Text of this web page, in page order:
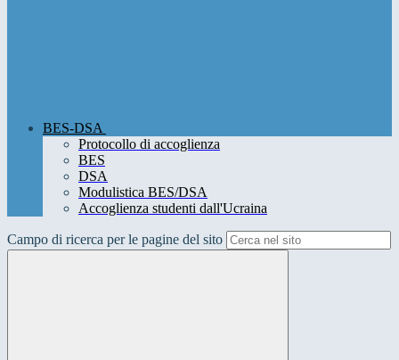
BES-DSA
Protocollo di accoglienza
BES
DSA
Modulistica BES/DSA
Accoglienza studenti dall'Ucraina
Campo di ricerca per le pagine del sito